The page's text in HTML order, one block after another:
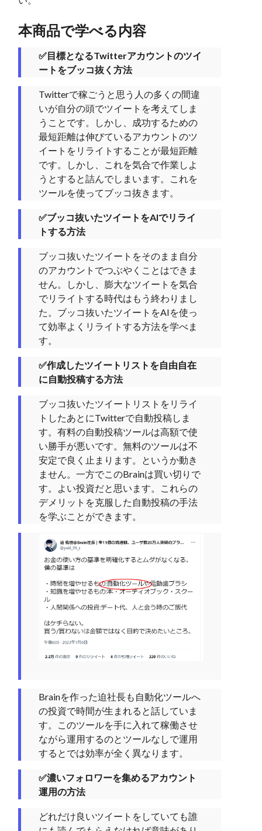
本商品で学べる内容
✅目標となるTwitterアカウントのツイ
ートをブッコ抜く方法
Twitterで稼ごうと思う人の多くの間違
いが自分の頭でツイートを考えてしま
うことです。しかし、成功するための
最短距離は伸びているアカウントのツ
イートをリライトすることが最短距離
です。しかし、これを気合で作業しよ
うとすると詰んでしまいます。これを
ツールを使ってブッコ抜きます。
✅ブッコ抜いたツイートをAIでリライ
トする方法
ブッコ抜いたツイートをそのまま自分
のアカウントでつぶやくことはできま
せん。しかし、膨大なツイートを気合
でリライトする時代はもう終わりまし
た。ブッコ抜いたツイートをAIを使っ
て効率よくリライトする方法を学べま
す。
✅作成したツイートリストを自由自在
に自動投稿する方法
ブッコ抜いたツイートリストをリライ
トしたあとにTwitterで自動投稿しま
す。有料の自動投稿ツールは高額で使
い勝手が悪いです。無料のツールは不
安定で良く止まります。というか動き
ません。一方でこのBrainは買い切りで
す。よい投資だと思います。これらの
デメリットを克服した自動投稿の手法
を学ぶことができます。
Brainを作った迫社長も自動化ツールへ
の投資で時間が生まれると話していま
す。このツールを手に入れて稼働させ
ながら運用するのとツールなしで運用
するとでは効率が全く異なります。
✅濃いフォロワーを集めるアカウント
運用の方法
どれだけ良いツイートをしていても誰